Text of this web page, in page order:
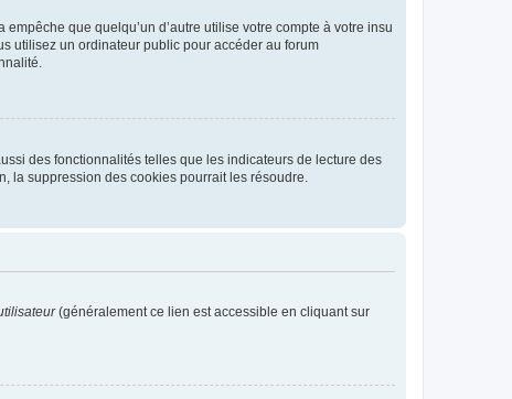
que quelqu’un d’autre utilise votre compte à votre insu
utilisez un ordinateur public pour accéder au forum
des fonctionnalités telles que les indicateurs de lecture des
la suppression des cookies pourrait les résoudre.
(généralement ce lien est accessible en cliquant sur